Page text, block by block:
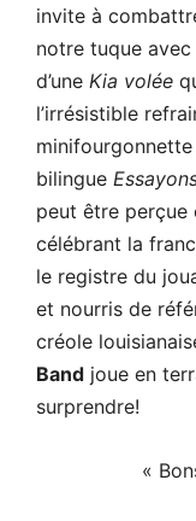
invite à
notre tuque avec
d’uneKia volée
l’irrésistible
bilingue
peut être perçue
célébrant la
le registre du
et nourris de
créole
Band joue en
surprendre!
«